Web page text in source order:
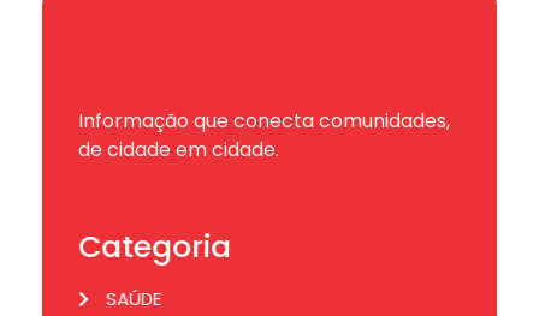
Informação que conecta comunidades,
de cidade em cidade.
Categoria
SAÚDE